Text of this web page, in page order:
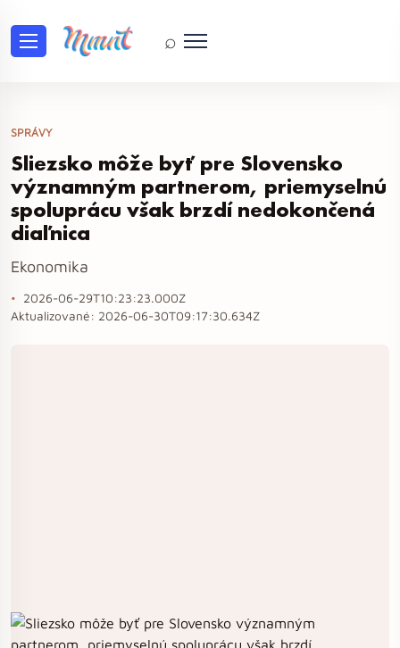
⌕
SPRÁVY
Sliezsko môže byť pre Slovensko
významným partnerom, priemyselnú
spoluprácu však brzdí nedokončená
diaľnica
Ekonomika
2026-06-29T10:23:23.000Z
Aktualizované: 2026-06-30T09:17:30.634Z